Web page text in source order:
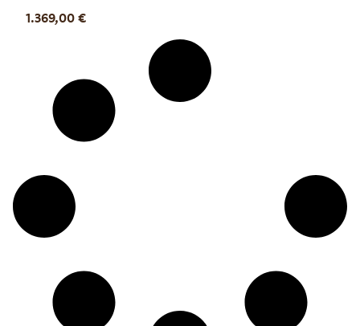
1.369,00 €